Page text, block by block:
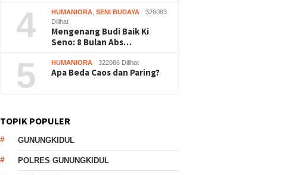
4 HUMANIORA ,SENI BUDAYA
326083
Dilihat
Mengenang Budi Baik Ki
Seno: 8 Bulan Abs…
5 HUMANIORA 322086 Dilihat
Apa Beda Caos dan Paring?
TOPIK POPULER
GUNUNGKIDUL
POLRES GUNUNGKIDUL